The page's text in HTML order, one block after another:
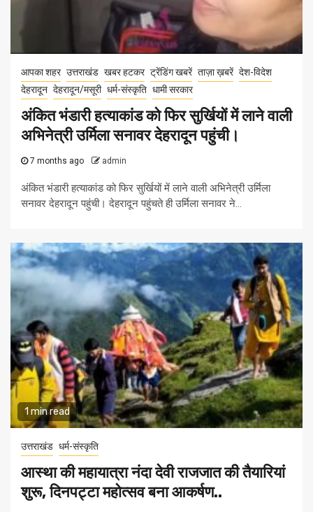
आपका शहर उत्तराखंड खबर हटकर ट्रेंडिंग खबरें ताज़ा ख़बरें देश-विदेश
देहरादून देहरादून/मसूरी धर्म-संस्कृति धामी सरकार
अंकित भंडारी हत्याकांड को फिर सुर्खियों में लाने वाली
अभिनेत्री उर्मिला सनावर देहरादून पहुंची।
7 months ago admin
अंकित भंडारी हत्याकांड को फिर सुर्खियों में लाने वाली अभिनेत्री उर्मिला
सनावर देहरादून पहुंची। देहरादून पहुंचते ही उर्मिला सनावर ने...
1 min read
उत्तराखंड धर्म-संस्कृति
आस्था की महायात्रा नंदा देवी राजजात की तैयारियां
शुरू, दिनपट्टा महोत्सव बना आकर्षण..